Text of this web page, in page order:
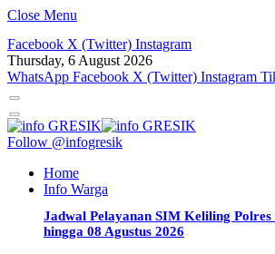
Close Menu
Facebook X (Twitter) Instagram
Thursday, 6 August 2026
WhatsApp Facebook X (Twitter) Instagram
Follow @infogresik
Home
Info Warga
Jadwal Pelayanan SIM Keliling Polres
hingga 08 Agustus 2026